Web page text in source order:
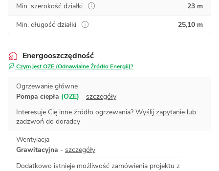
Min. szerokość działki
23 m
Min. długość działki
25,10 m
Energooszczędność
Czym jest OZE (Odnawialne Źródło Energii)?
Ogrzewanie główne
Pompa ciepła (OZE) - szczegóły
Interesuje Cię inne źródło ogrzewania? Wyślij zapytanie lub
zadzwoń do doradcy
Wentylacja
Grawitacyjna - szczegóły
Dodatkowo istnieje możliwość zamówienia projektu z